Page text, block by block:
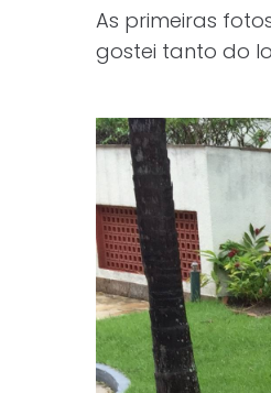
As primeiras
gostei tanto do